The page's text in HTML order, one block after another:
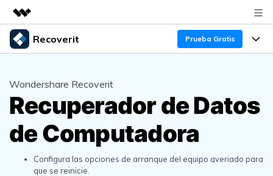
Productos destacados
Utilidades
Soluciones
Quiénes somos
Sala de prensa
Tienda
Recoverit Prueba Gratis
Recoverit para Windows
Líder en recuperación para Windows
Pruébalo Gratis
Funciones
Recuperar de Unidades
Recuperar Medios Borrados
Recursos
Por qué Recoverit
Wondershare Recoverit
Recuperador de Datos
de Computadora
Configura las opciones de arranque del equipo averiado para
que se reinicie.